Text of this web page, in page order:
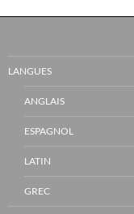
LANGUES
ANGLAIS
ESPAGNOL
LATIN
GREC